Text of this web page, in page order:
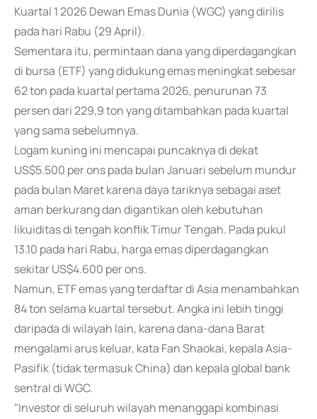
Kuartal 1 2026 Dewan Emas Dunia (WGC) yang dirilis
pada hari Rabu (29 April).
Sementara itu, permintaan dana yang diperdagangkan
di bursa (ETF) yang didukung emas meningkat sebesar
62 ton pada kuartal pertama 2026, penurunan 73
persen dari 229,9 ton yang ditambahkan pada kuartal
yang sama sebelumnya.
Logam kuning ini mencapai puncaknya di dekat
US$5.500 per ons pada bulan Januari sebelum mundur
pada bulan Maret karena daya tariknya sebagai aset
aman berkurang dan digantikan oleh kebutuhan
likuiditas di tengah konflik Timur Tengah. Pada pukul
13.10 pada hari Rabu, harga emas diperdagangkan
sekitar US$4.600 per ons.
Namun, ETF emas yang terdaftar di Asia menambahkan
84 ton selama kuartal tersebut. Angka ini lebih tinggi
daripada di wilayah lain, karena dana-dana Barat
mengalami arus keluar, kata Fan Shaokai, kepala Asia-
Pasifik (tidak termasuk China) dan kepala global bank
sentral di WGC.
"Investor di seluruh wilayah menanggapi kombinasi